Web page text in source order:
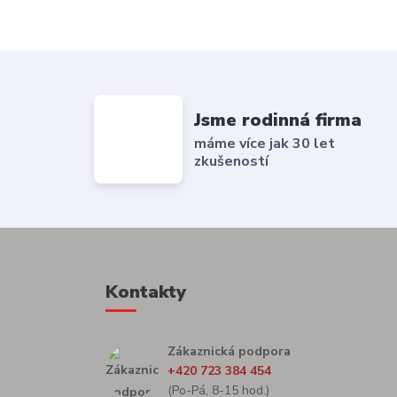
Jsme rodinná firma
máme více jak 30 let
zkušeností
Kontakty
Zákaznická podpora
+420 723 384 454
(Po-Pá, 8-15 hod.)